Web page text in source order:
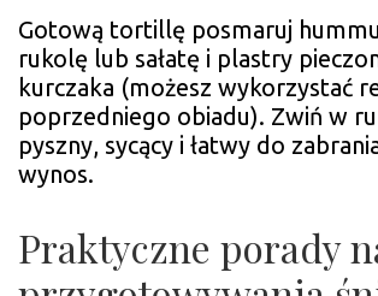
Gotową tortillę posmaruj
rukolę lub sałatę i plastry
kurczaka (możesz wykorzystać
poprzedniego obiadu). Zwiń w
pyszny, sycący i łatwy do
wynos.
Praktyczne porady